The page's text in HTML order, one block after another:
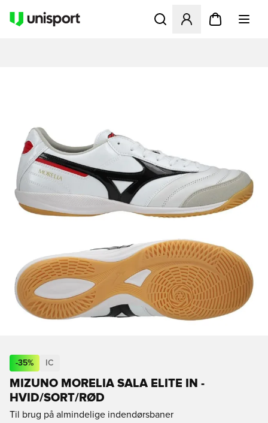
Åbner en Modal til at
-35% IC
MIZUNO MORELIA SALA ELITE IN -
HVID/SORT/RØD
Til brug på almindelige indendørsbaner